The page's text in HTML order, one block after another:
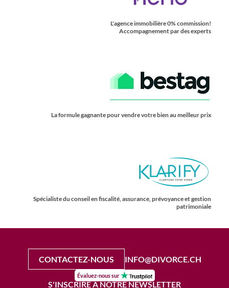
L'agence immobilière 0% commission!
Accompagnement par des experts
La formule gagnante pour vendre votre bien au meilleur prix
Spécialiste du conseil en fiscalité, assurance, prévoyance et gestion
patrimoniale
CONTACTEZ-NOUS INFO@DIVORCE.CH
Évaluez-nous sur
S'INSCRIRE À NOTRE NEWSLETTER